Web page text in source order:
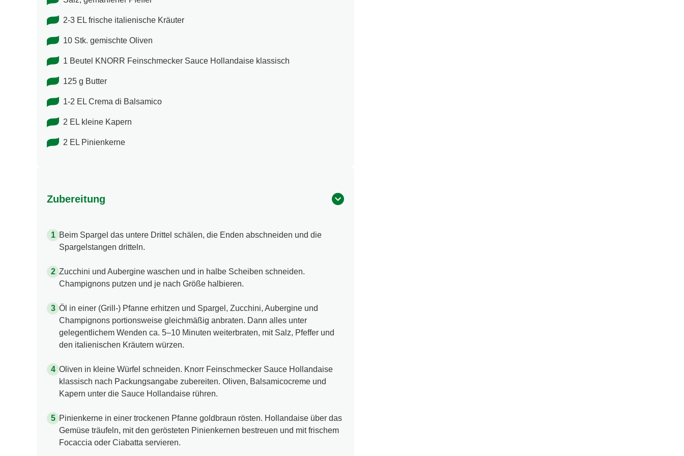
2-3 EL frische italienische Kräuter
10 Stk. gemischte Oliven
1 Beutel KNORR Feinschmecker Sauce Hollandaise klassisch
125 g Butter
1-2 EL Crema di Balsamico
2 EL kleine Kapern
2 EL Pinienkerne
Zubereitung
Beim Spargel das untere Drittel schälen, die Enden abschneiden und die
Spargelstangen dritteln.
Zucchini und Aubergine waschen und in halbe Scheiben schneiden.
Champignons putzen und je nach Größe halbieren.
Öl in einer (Grill-) Pfanne erhitzen und Spargel, Zucchini, Aubergine und
Champignons portionsweise gleichmäßig anbraten. Dann alles unter
gelegentlichem Wenden ca. 5–10 Minuten weiterbraten, mit Salz, Pfeffer und
den italienischen Kräutern würzen.
Oliven in kleine Würfel schneiden. Knorr Feinschmecker Sauce Hollandaise
klassisch nach Packungsangabe zubereiten. Oliven, Balsamicocreme und
Kapern unter die Sauce Hollandaise rühren.
Pinienkerne in einer trockenen Pfanne goldbraun rösten. Hollandaise über das
Gemüse träufeln, mit den gerösteten Pinienkernen bestreuen und mit frischem
Focaccia oder Ciabatta servieren.